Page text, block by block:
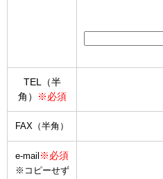
TEL（半
角）
※必須
FAX（半角）
e-mail ※必須
※コピーせず